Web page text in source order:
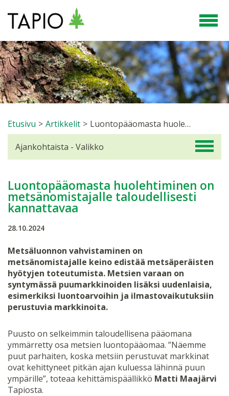
Etusivu > Artikkelit > Luontopääomasta huolehtiminen on metsänomistajalle taloudellisesti kannattavaa
Luontopääomasta huolehtiminen on
metsänomistajalle taloudellisesti
kannattavaa
28.10.2024
Metsäluonnon vahvistaminen on
metsänomistajalle keino edistää metsäperäisten
hyötyjen toteutumista. Metsien varaan on
syntymässä puumarkkinoiden lisäksi uudenlaisia,
esimerkiksi luontoarvoihin ja ilmastovaikutuksiin
perustuvia markkinoita.
Puusto on selkeimmin taloudellisena pääomana
ymmärretty osa metsien luontopääomaa. ”Näemme
puut parhaiten, koska metsiin perustuvat markkinat
ovat kehittyneet pitkän ajan kuluessa lähinnä puun
ympärille”, toteaa kehittämispäällikkö Matti Maajärvi
Tapiosta.
Ajankohtaista - Valikko